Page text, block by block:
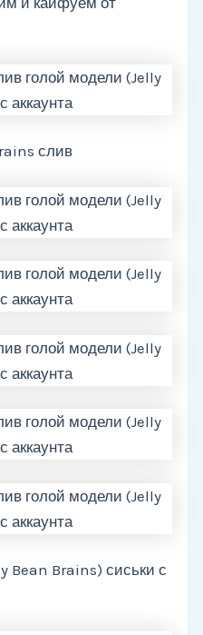
слив
Bean Brains) сиськи с